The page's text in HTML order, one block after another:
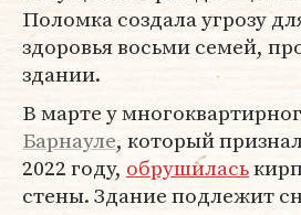
Поломка создала угрозу
здоровья восьми семей,
здании.
В марте у
Барнауле, который
2022 году, обрушилась
стены. Здание подлежит